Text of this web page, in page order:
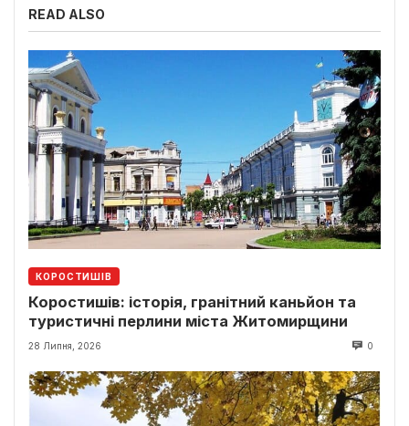
READ ALSO
КОРОСТИШІВ
Коростишів: історія, гранітний каньйон та
туристичні перлини міста Житомирщини
28 Липня, 2026 0